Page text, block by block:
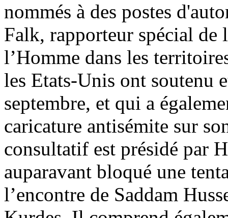
nommés à des postes
Falk, rapporteur spécial
l’Homme dans les
les Etats-Unis ont soutenu
septembre, et qui a
caricature antisémite sur
consultatif est présidé par
auparavant bloqué une
l’encontre de Saddam